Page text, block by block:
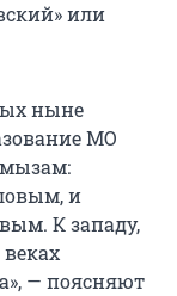
или
ныне
МО
и
К западу,
— поясняют